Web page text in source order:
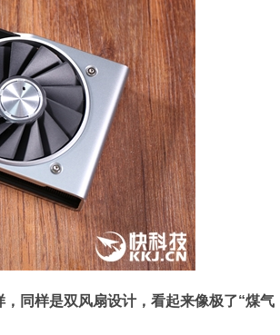
同样是双风扇设计，看起来像极了“煤气